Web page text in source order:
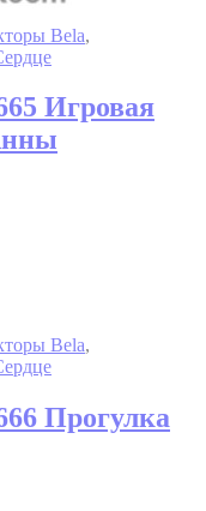
Bela,
Игровая
Bela,
Прогулка